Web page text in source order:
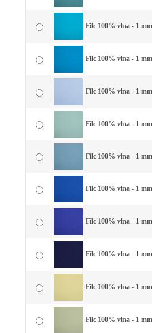
Filc 100% vlna - 1
Filc 100% vlna - 1
Filc 100% vlna - 1
Filc 100% vlna - 1
Filc 100% vlna - 1
Filc 100% vlna - 1
Filc 100% vlna - 1
Filc 100% vlna - 1
Filc 100% vlna - 1
Filc 100% vlna - 1